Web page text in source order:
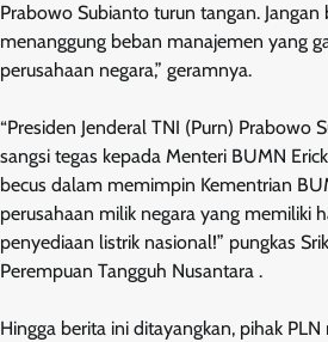
Prabowo Subianto turun tangan. Jangan
menanggung beban manajemen yang
perusahaan negara,” geramnya.
“Presiden Jenderal TNI (Purn) Prabowo
sangsi tegas kepada Menteri BUMN
becus dalam memimpin Kementrian
perusahaan milik negara yang memiliki
penyediaan listrik nasional!” pungkas
Perempuan Tangguh Nusantara .
Hingga berita ini ditayangkan, pihak